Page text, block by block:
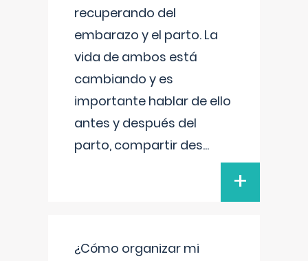
recuperando del
embarazo y el parto. La
vida de ambos está
cambiando y es
importante hablar de ello
antes y después del
parto, compartir des...
+
¿Cómo organizar mi